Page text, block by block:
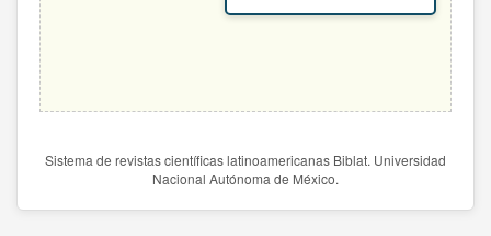
Sistema de revistas científicas latinoamericanas Biblat. Universidad
Nacional Autónoma de México.